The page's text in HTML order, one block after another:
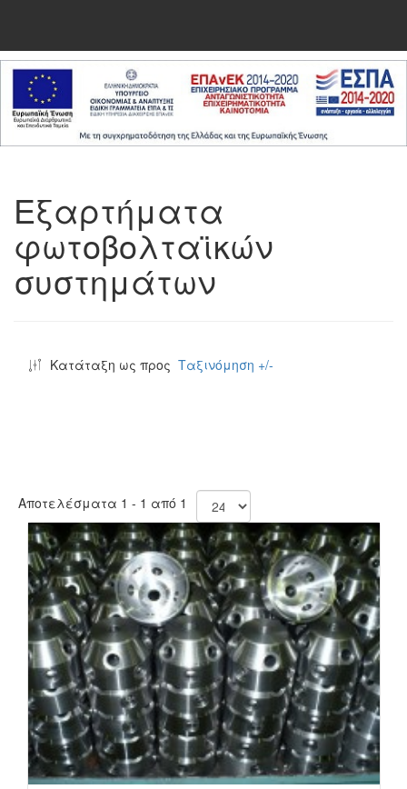
Εξαρτήματα
φωτοβολταϊκών
συστημάτων
Κατάταξη ως προς Ταξινόμηση +/-
Αποτελέσματα 1 - 1 από 1